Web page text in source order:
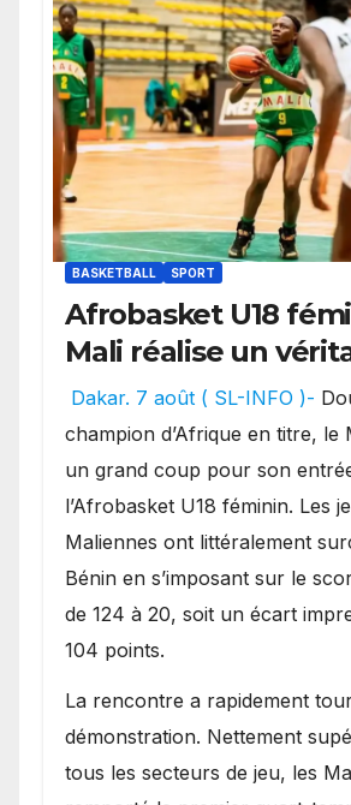
BASKETBALL SPORT
Afrobasket U18
Mali réalise un
festival offensif et
une lourde défaite
Bénin.
Dakar. 7 août ( SL-INFO )-
champion d’Afrique en titre, le
un grand coup pour son
l’Afrobasket U18 féminin. Les
Maliennes ont littéralement
Bénin en s’imposant sur le
de 124 à 20, soit un écart
104 points.
La rencontre a rapidement
démonstration. Nettement
tous les secteurs de jeu, les